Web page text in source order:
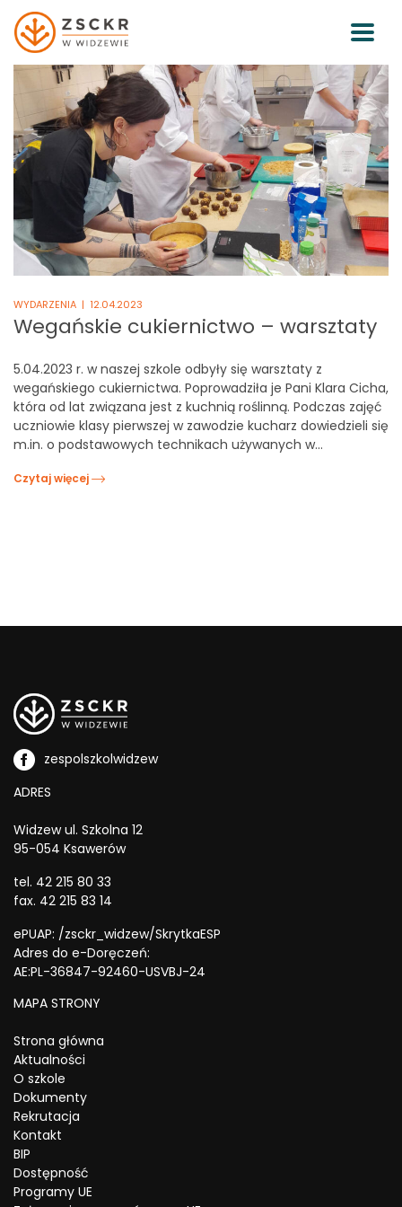
WYDARZENIA | 12.04.2023
Wegańskie cukiernictwo – warsztaty
5.04.2023 r. w naszej szkole odbyły się warsztaty z
wegańskiego cukiernictwa. Poprowadziła je Pani Klara Cicha,
która od lat związana jest z kuchnią roślinną. Podczas zajęć
uczniowie klasy pierwszej w zawodzie kucharz dowiedzieli się
m.in. o podstawowych technikach używanych w…
Czytaj więcej
zespolszkolwidzew
ADRES
Widzew ul. Szkolna 12
95-054 Ksawerów
tel. 42 215 80 33
fax. 42 215 83 14
ePUAP: /zsckr_widzew/SkrytkaESP
Adres do e-Doręczeń:
AE:PL-36847-92460-USVBJ-24
MAPA STRONY
Strona główna
Aktualności
O szkole
Dokumenty
Rekrutacja
Kontakt
BIP
Dostępność
Programy UE